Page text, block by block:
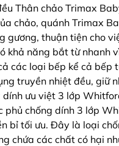
Thân chảo Trimax
chảo, quánh Trimax
gương, thuận tiện cho
khả năng bắt từ nhanh
các loại bếp kể cả bếp
truyền nhiệt đều, giữ
dính ưu việt 3 lớp
phủ chống dính 3 lớp
bỉ tối ưu. Đây là loại
chứa các chất có hại